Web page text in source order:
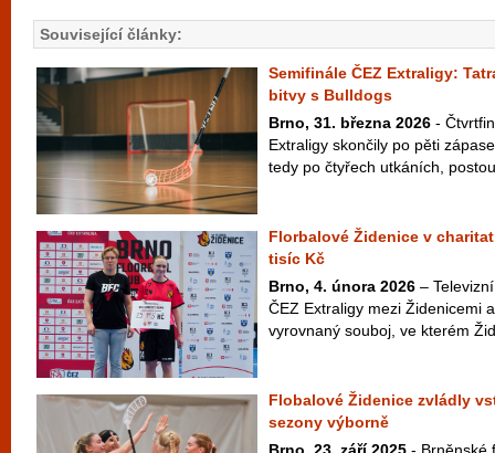
Související články:
Semifinále ČEZ Extraligy:
bitvy s Bulldogs
Brno, 31. března 2026 -
Extraligy skončily po pěti
tedy po čtyřech utkáních,
Florbalové Židenice v
tisíc Kč
Brno, 4. února 2026 –
ČEZ Extraligy mezi Židenicemi
vyrovnaný souboj, ve kterém
Flobalové Židenice zvládly
sezony výborně